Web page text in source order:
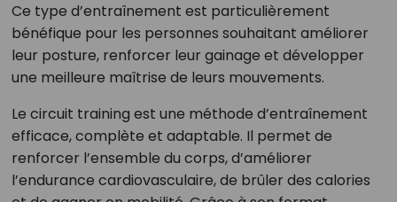
Ce type d’entraînement est particulièrement
bénéfique pour les personnes souhaitant améliorer
leur posture, renforcer leur gainage et développer
une meilleure maîtrise de leurs mouvements.
Le circuit training est une méthode d’entraînement
efficace, complète et adaptable. Il permet de
renforcer l’ensemble du corps, d’améliorer
l’endurance cardiovasculaire, de brûler des calories